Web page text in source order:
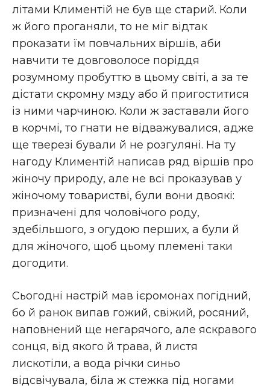
літами Климентій не був ще старий. Коли
ж його проганяли, то не міг відтак
проказати їм повчальних віршів, аби
навчити те довговолосе поріддя
розумному пробуттю в цьому світі, а за те
дістати скромну мзду або й пригоститися
із ними чарчиною. Коли ж заставали його
в корчмі, то гнати не відважувалися, адже
ще тверезі бували й не розгуляні. На ту
нагоду Климентій написав ряд віршів про
жіночу природу, але не всі проказував у
жіночому товаристві, були вони двоякі:
призначені для чоловічого роду,
здебільшого, з огудою перших, а були й
для жіночого, щоб цьому племені таки
догодити.
Сьогодні настрій мав ієромонах погідний,
бо й ранок випав гожий, свіжий, росяний,
наповнений ще негарячого, але яскравого
сонця, від якого й трава, й листя
лискотіли, а вода річки синьо
відсвічувала, біла ж стежка під ногами